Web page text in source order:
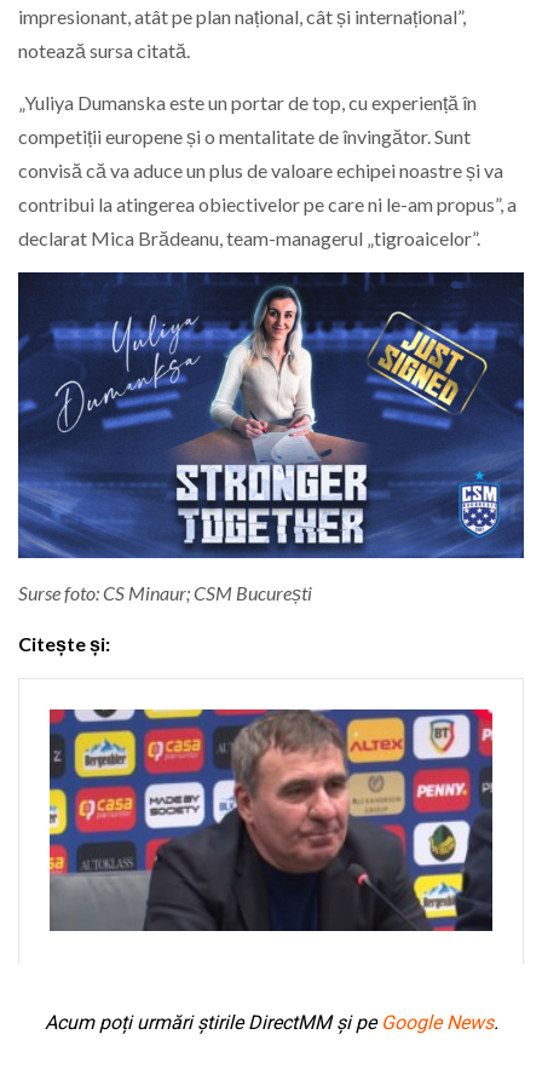
impresionant, atât pe plan național, cât și internațional”,
notează sursa citată.
„Yuliya Dumanska este un portar de top, cu experiență în
competiții europene și o mentalitate de învingător. Sunt
convisă că va aduce un plus de valoare echipei noastre și va
contribui la atingerea obiectivelor pe care ni le-am propus”, a
declarat Mica Brădeanu, team-managerul „tigroaicelor”.
Surse foto: CS Minaur; CSM București
Citește și:
Acum poți urmări știrile DirectMM și pe Google News.